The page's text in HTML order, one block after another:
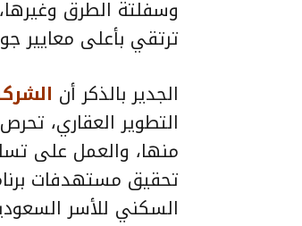
وسفلتة الطرق
ترتقي بأعلى معايير
الجدير بالذكر أن
التطوير العقاري،
منها، والعمل على
السكني للأسر السعودية